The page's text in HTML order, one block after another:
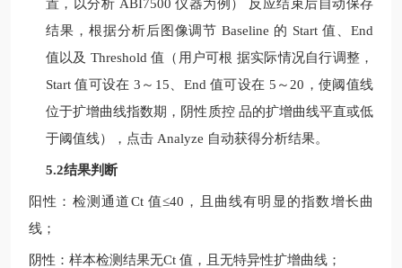
置，以分析 ABI7500仪器为例）
反应结束后自动保存
结果，根据分析后图像调节Baseline 的 Start值、End
值以及 Threshold值（用户可根 据实际情况自行调整，
Start值可设在 3 ～ 15 End 值可设在 5 ～ 20 ，使阈值线
位于扩增曲线指数期，阴性质控品的扩增曲线平直或低
于阈值线），点击 Analyze 自动获得分析结果。
5.2结果判断
阳性：检测通道Ct 值≤40 ，且曲线有明显的指数增长曲
线；
阴性：样本检测结果无Ct 值，且无特异性扩增曲线；